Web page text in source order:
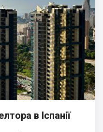
в Іспанії